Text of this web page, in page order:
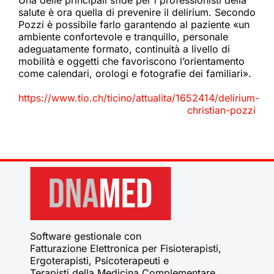
salute è ora quella di prevenire il delirium. Secondo
Pozzi è possibile farlo garantendo al paziente «un
ambiente confortevole e tranquillo, personale
adeguatamente formato, continuità a livello di
mobilità e oggetti che favoriscono l’orientamento
come calendari, orologi e fotografie dei familiari».
https://www.tio.ch/ticino/attualita/1652414/delirium-
christian-pozzi
Software gestionale con
Fatturazione Elettronica per Fisioterapisti,
Ergoterapisti, Psicoterapeuti e